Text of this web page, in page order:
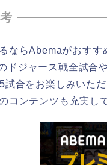
ならAbemaがおすす
ドジャース戦全試合
試合をお楽しみいただ
コンテンツも充実し